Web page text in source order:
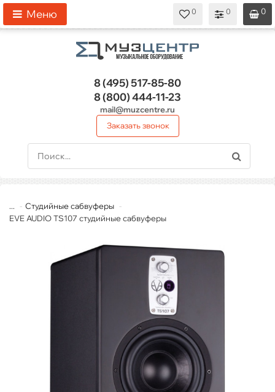
0
0
0
Меню
8 (495)517-85-80
8 (800)444-11-23
mail@muzcentre.ru
Заказать звонок
...
Студийные сабвуферы
EVE AUDIO TS107 студийные сабвуферы